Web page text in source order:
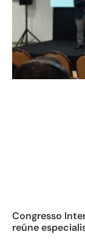
Congresso
reúne